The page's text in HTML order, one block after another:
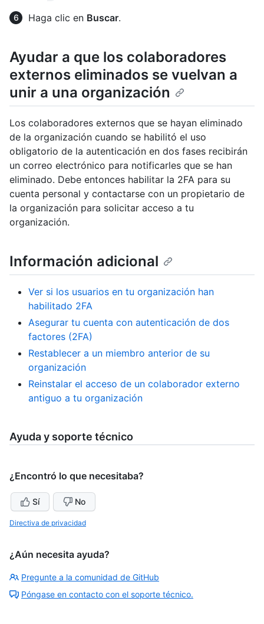
Haga clic en Buscar.
Ayudar a que los colaboradores
externos eliminados se vuelvan a
unir a una organización
Los colaboradores externos que se hayan eliminado
de la organización cuando se habilitó el uso
obligatorio de la autenticación en dos fases recibirán
un correo electrónico para notificarles que se han
eliminado. Debe entonces habilitar la 2FA para su
cuenta personal y contactarse con un propietario de
la organización para solicitar acceso a tu
organización.
Información adicional
Ver si los usuarios en tu organización han
habilitado 2FA
Asegurar tu cuenta con autenticación de dos
factores (2FA)
Restablecer a un miembro anterior de su
organización
Reinstalar el acceso de un colaborador externo
antiguo a tu organización
Ayuda y soporte técnico
¿Encontró lo que necesitaba?
Sí No
Directiva de privacidad
¿Aún necesita ayuda?
Pregunte a la comunidad de GitHub
Póngase en contacto con el soporte técnico.